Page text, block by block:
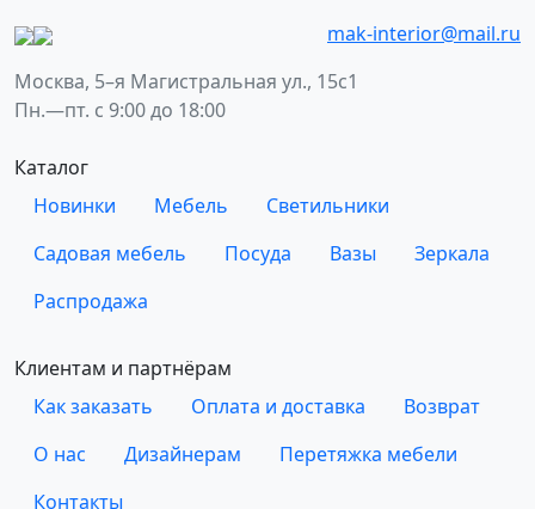
mak-interior@mail.ru
Москва, 5–я Магистральная ул., 15с1
Пн.—пт. с 9:00 до 18:00
Каталог
Новинки
Мебель
Светильники
Садовая мебель
Посуда Вазы
Зеркала
Распродажа
Клиентам и партнёрам
Как заказать
Оплата и доставка
Возврат
О нас
Дизайнерам
Перетяжка мебели
Контакты